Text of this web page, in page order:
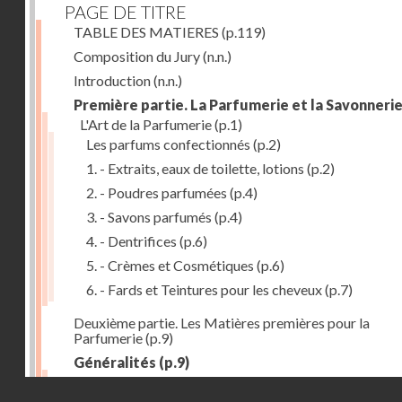
PAGE DE TITRE
TABLE DES MATIERES (p.119)
Composition du Jury(n.n.)
Introduction(n.n.)
Première partie. La Parfumerie et la Savonnerie
L'Art de la Parfumerie(p.1)
Les parfums confectionnés (p.2)
1. - Extraits, eaux de toilette, lotions (p.2)
2. - Poudres parfumées (p.4)
3. - Savons parfumés (p.4)
4. - Dentrifices (p.6)
5. - Crèmes et Cosmétiques (p.6)
6. - Fards et Teintures pour les cheveux(p.7)
Deuxième partie. Les Matières premières pour la
Parfumerie(p.9)
Généralités (p.9)
Les parfums naturels(p.10)